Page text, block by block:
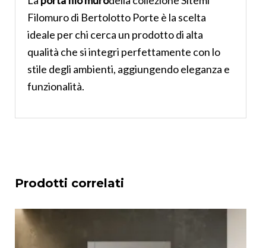
Filomuro di Bertolotto Porte è la scelta
ideale per chi cerca un prodotto di alta
qualità che si integri perfettamente con lo
stile degli ambienti, aggiungendo eleganza e
funzionalità.
Prodotti correlati